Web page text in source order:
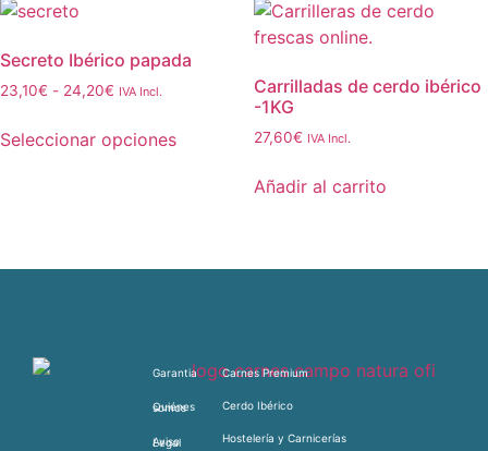
Secreto Ibérico papada
23,10€ - 24,20€ IVA Incl.
Seleccionar opciones
Carrilladas de cerdo ibérico
-1KG
27,60€ IVA Incl.
Añadir al carrito
Garantia
Quiénes somos
Aviso Legal
Carnes Premium
Cerdo Ibérico
Hostelería y Carnicerías